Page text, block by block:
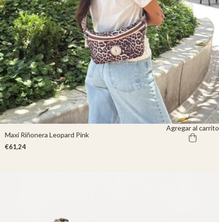
Maxi Riñonera Leopard Pink
€61,24
Agregar al carrito